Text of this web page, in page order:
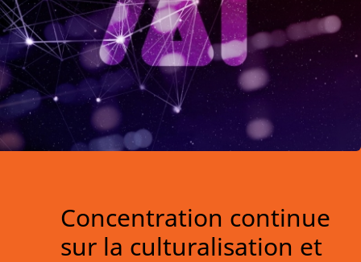
Concentration continue
sur la culturalisation et